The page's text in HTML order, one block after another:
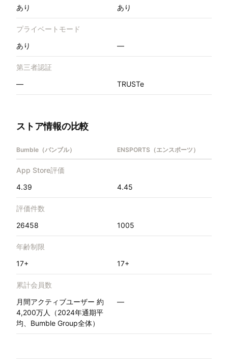
あり
あり
プライベートモード
あり
—
第三者認証
—
TRUSTe
ストア情報の比較
Bumble（バンブル） ENSPORTS（エンスポーツ）
App Store評価
4.39
4.45
評価件数
26458
1005
年齢制限
17+
17+
累計会員数
月間アクティブユーザー 約
4,200万人（2024年通期平
均、Bumble Group全体）
—